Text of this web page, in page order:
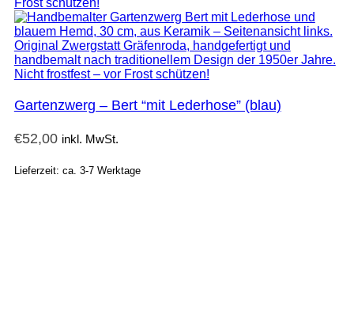
Gartenzwerg – Bert “mit Lederhose” (blau)
€52,00 inkl. MwSt.
Lieferzeit: ca. 3-7 Werktage